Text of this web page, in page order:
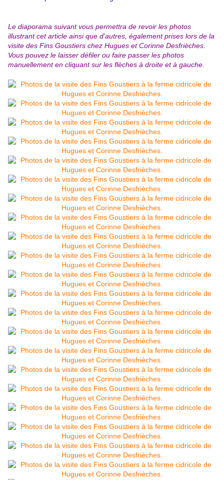
Le diaporama suivant vous permettra de revoir les photos
illustrant cet article ainsi que d'autres, également prises lors de la
visite des Fins Goustiers chez Hugues et Corinne Desfrièches.
Vous pouvez le laisser défiler ou faire passer les photos
manuellement en cliquant sur les flèches à droite et à gauche.